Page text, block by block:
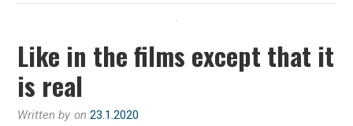
Like in the films except that it
is real
Written by on23.1.2020